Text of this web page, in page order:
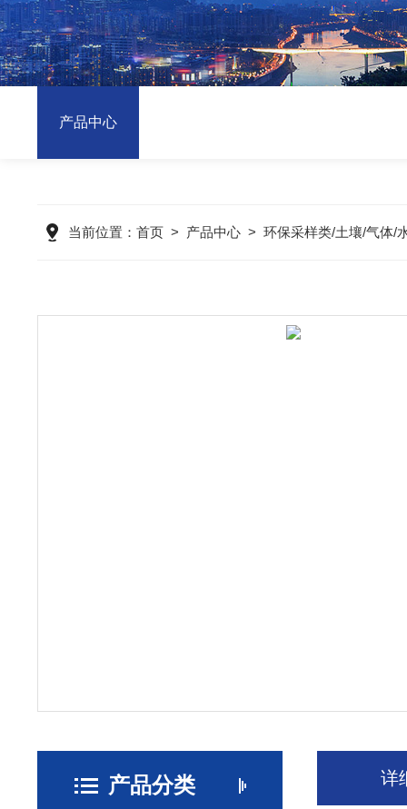
产品中心
当前位置： 首页> 产品中心> 环保采样类/土壤/气体/
产品分类 详